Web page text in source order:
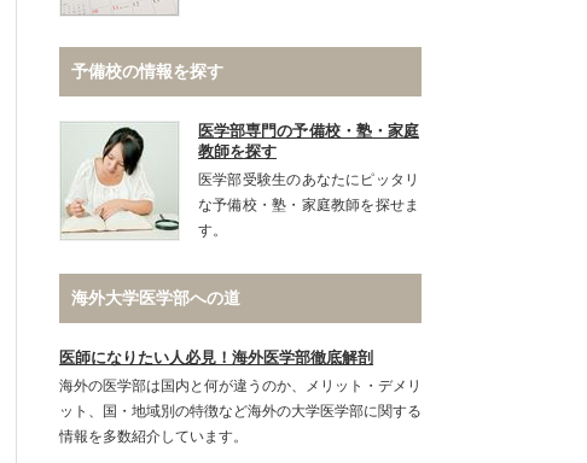
予備校の情報を探す
医学部専門の予備校・塾・家庭
教師を探す
医学部受験生のあなたにピッタリ
な予備校・塾・家庭教師を探せま
す。
海外大学医学部への道
医師になりたい人必見！海外医学部徹底解剖
海外の医学部は国内と何が違うのか、メリット・デメリ
ット、国・地域別の特徴など海外の大学医学部に関する
情報を多数紹介しています。